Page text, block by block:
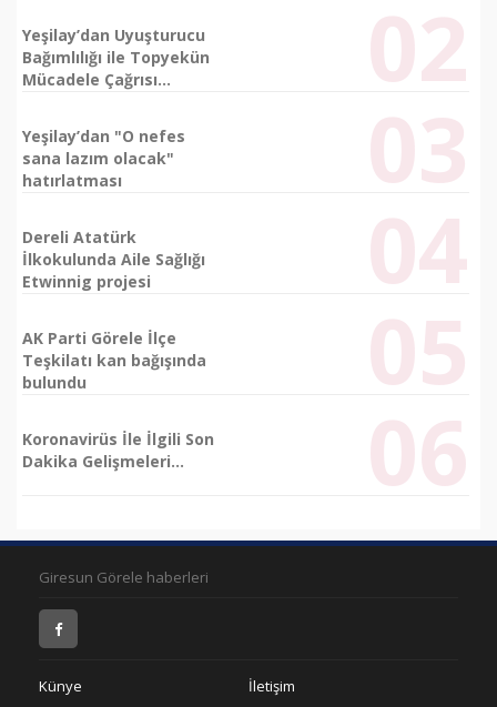
Yeşilay’dan Uyuşturucu
Bağımlılığı ile Topyekün
Mücadele Çağrısı...
Yeşilay’dan "O nefes
sana lazım olacak"
hatırlatması
Dereli Atatürk
İlkokulunda Aile Sağlığı
Etwinnig projesi
AK Parti Görele İlçe
Teşkilatı kan bağışında
bulundu
Koronavirüs İle İlgili Son
Dakika Gelişmeleri...
Giresun Görele haberleri
Künye İletişim